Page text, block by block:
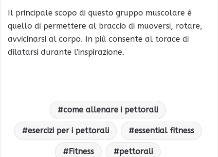
Il principale scopo di questo gruppo muscolare è
quello di permettere al braccio di muoversi, rotare,
avvicinarsi al corpo. In più consente al torace di
dilatarsi durante l’inspirazione.
come allenare i pettorali
esercizi per i pettorali essential fitness
Fitness pettorali